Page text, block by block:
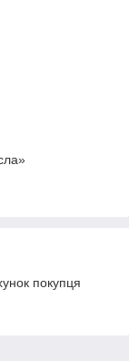
покупця